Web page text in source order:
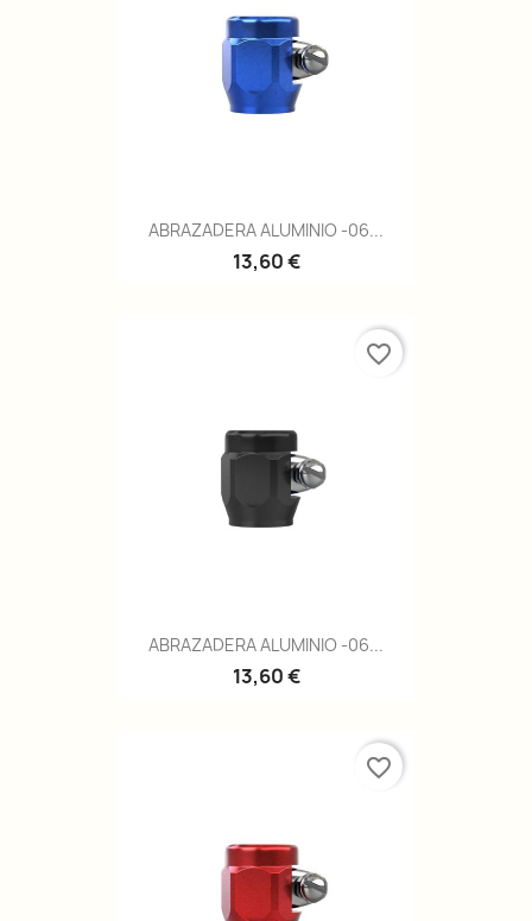
ABRAZADERA ALUMINIO -06...
13,60 €
ABRAZADERA ALUMINIO -06...
13,60 €
favorite_border
favorite_border